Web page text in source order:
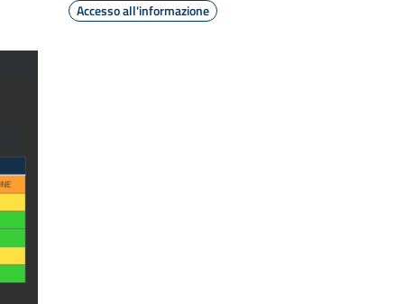
Accesso all'informazione